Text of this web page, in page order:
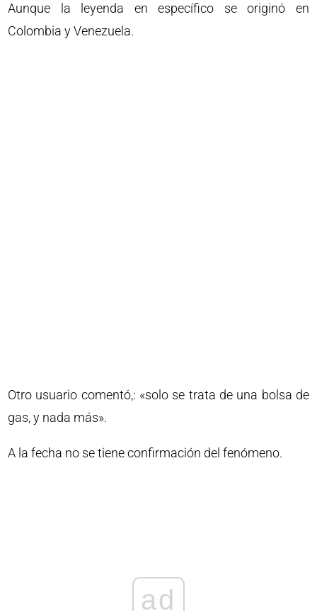
Aunque la leyenda en específico se originó en
Colombia y Venezuela.
Otro usuario comentó,: «solo se trata de una bolsa de
gas, y nada más».
A la fecha no se tiene confirmación del fenómeno.
ad